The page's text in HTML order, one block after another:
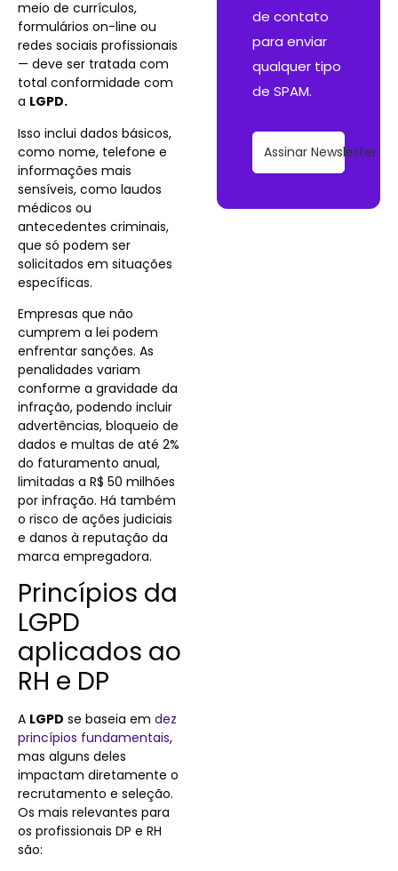
meio de currículos,
formulários on-line ou
redes sociais profissionais
— deve ser tratada com
total conformidade com
a LGPD.
Isso inclui dados básicos,
como nome, telefone e
informações mais
sensíveis, como laudos
médicos ou
antecedentes criminais,
que só podem ser
solicitados em situações
específicas.
Empresas que não
cumprem a lei podem
enfrentar sanções. As
penalidades variam
conforme a gravidade da
infração, podendo incluir
advertências, bloqueio de
dados e multas de até 2%
do faturamento anual,
limitadas a R$ 50 milhões
por infração. Há também
o risco de ações judiciais
e danos à reputação da
marca empregadora.
Princípios da
LGPD
aplicados ao
RH e DP
A LGPD se baseia em dez
princípios fundamentais,
mas alguns deles
impactam diretamente o
recrutamento e seleção.
Os mais relevantes para
os profissionais DP e RH
são:
de contato
para enviar
qualquer tipo
de SPAM.
Assinar Newsletter